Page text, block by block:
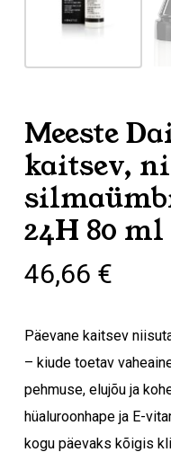
Meeste
kaitsev,
24H 80 ml
46,66 €
Päevane kaitsev
– kiude toetav
pehmuse, elujõu ja
hüaluroonhape ja E-
kogu päevaks kõigis